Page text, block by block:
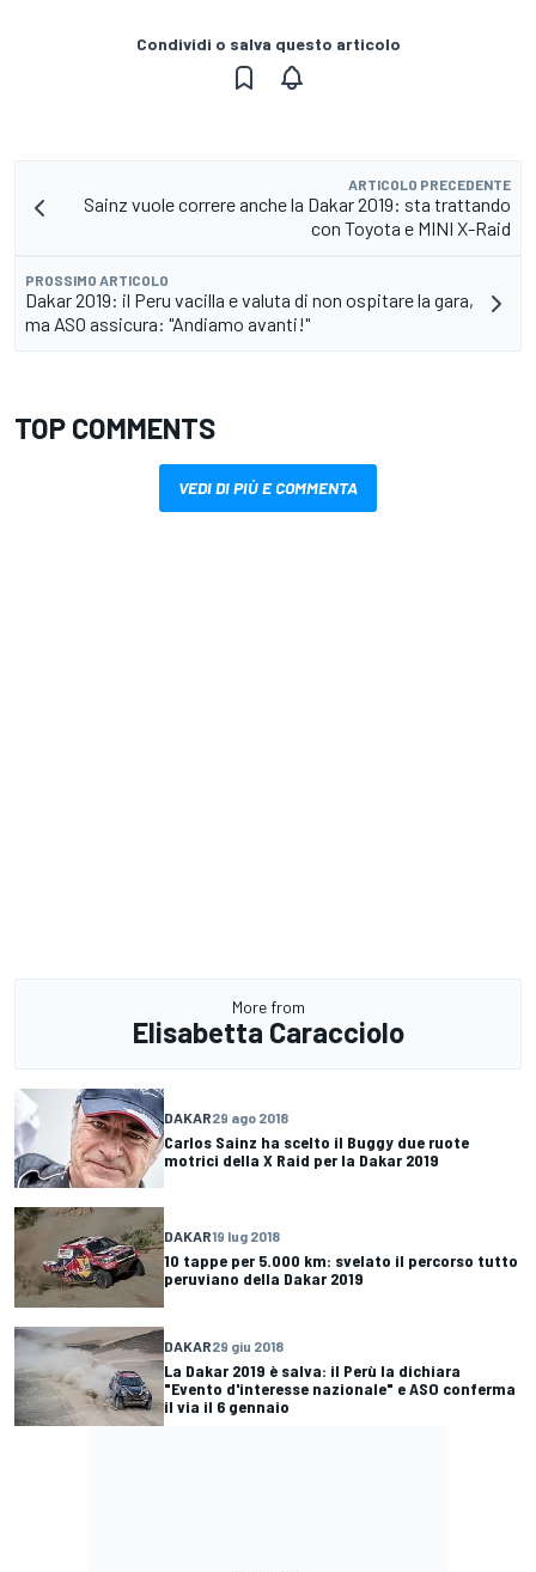
Condividi o salva questo articolo
ARTICOLO PRECEDENTE
Sainz vuole correre anche la Dakar 2019: sta trattando
con Toyota e MINI X-Raid
PROSSIMO ARTICOLO
Dakar 2019: il Peru vacilla e valuta di non ospitare la gara,
ma ASO assicura: "Andiamo avanti!"
TOP COMMENTS
VEDI DI PIÙ E COMMENTA
More from
Elisabetta Caracciolo
DAKAR29 ago 2018
Carlos Sainz ha scelto il Buggy due ruote
motrici della X Raid per la Dakar 2019
DAKAR19 lug 2018
10 tappe per 5.000 km: svelato il percorso tutto
peruviano della Dakar 2019
DAKAR29 giu 2018
La Dakar 2019 è salva: il Perù la dichiara
"Evento d'interesse nazionale" e ASO conferma
il via il 6 gennaio